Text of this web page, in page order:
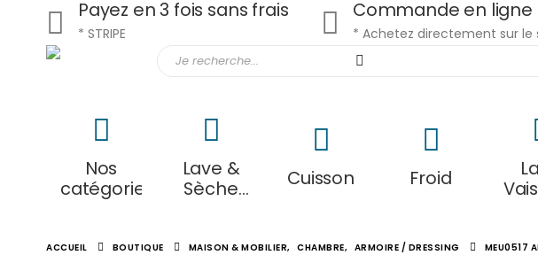
Payez en 3 fois sans frais
* STRIPE
Commande en ligne
* Achetez directement sur le
Nos
catégories
Lave &
Sèche
Cuisson Froid
ACCUEIL BOUTIQUE MAISON & MOBILIER, CHAMBRE, ARMOIRE / DRESSING MEU0517